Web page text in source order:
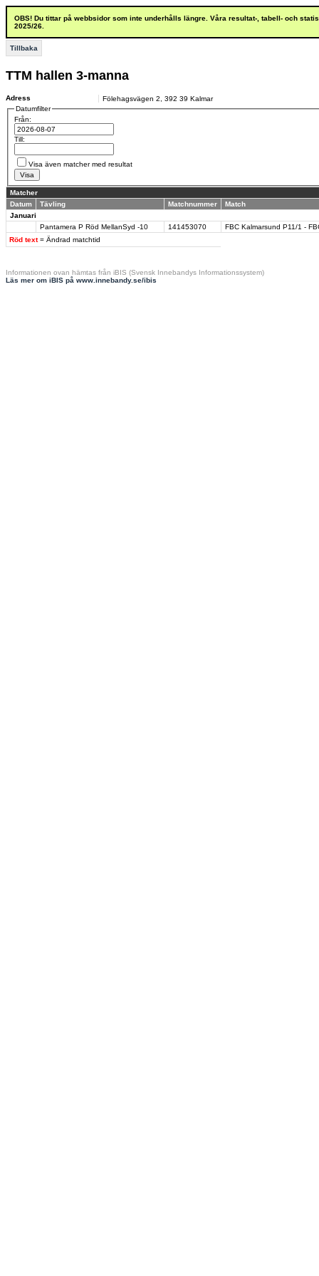
OBS! Du tittar på webbsidor som inte underhålls längre. Våra resultat-, tabell- och
2025/26.
Tillbaka
TTM hallen 3-manna
Adress Fölehagsvägen 2 392 39 Kalmar
Datumfilter
Från:
Till:
Visa även matcher med resultat
Matcher
Datum
Tävling Matchnummer Match
Röd text = Ändrad matchtid
Januari
Pantamera P Röd MellanSyd -10
141453070 FBC Kalmarsund P11/1 -
Informationen ovan hämtas från iBIS (Svensk Innebandys Informationssystem)
Läs mer om iBIS på www.innebandy.se/ibis